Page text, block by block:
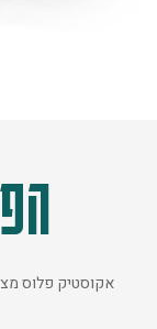
אקוסטיק פלוס